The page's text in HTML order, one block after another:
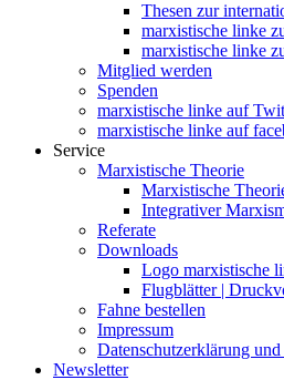
Thesen zur
marxistische linke
marxistische linke
Mitglied werden
Spenden
marxistische linke auf
marxistische linke auf
Service
Marxistische Theorie
Marxistische
Integrativer
Referate
Downloads
Logo marxistische
Flugblätter |
Fahne bestellen
Impressum
Datenschutzerklärung
Newsletter